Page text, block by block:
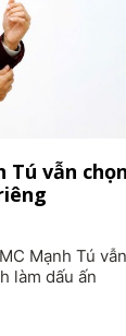
Tú vẫn chọn
Mạnh Tú vẫn
làm dấu ấn